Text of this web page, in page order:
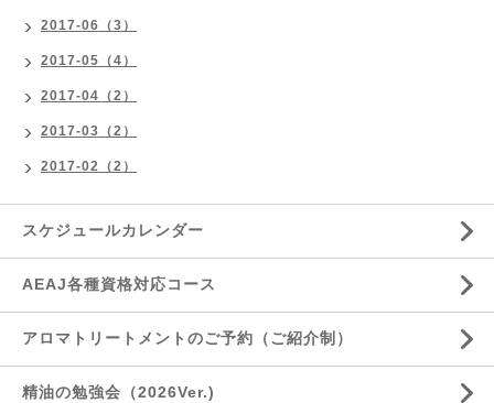
2017-06（3）
2017-05（4）
2017-04（2）
2017-03（2）
2017-02（2）
スケジュールカレンダー
AEAJ各種資格対応コース
アロマトリートメントのご予約（ご紹介制）
精油の勉強会（2026Ver.)